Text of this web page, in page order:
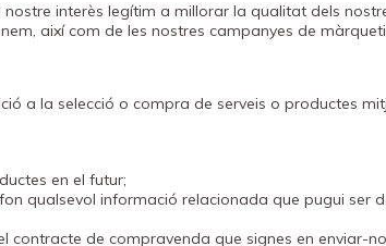
interès legítim a millorar la qualitat dels
així com de les nostres campanyes de
a la selecció o compra de serveis o productes
en el futur;
qualsevol informació relacionada que pugui ser
contracte de compravenda que signes en enviar-